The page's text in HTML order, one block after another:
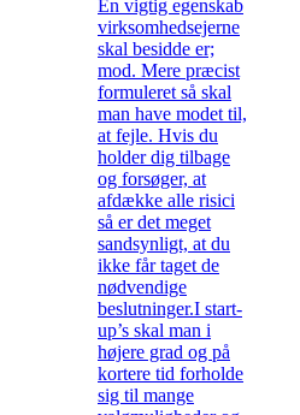
En vigtig egenskab
virksomhedsejerne
skal besidde er;
mod. Mere præcist
formuleret så skal
man have modet til,
at fejle. Hvis du
holder dig tilbage
og forsøger, at
afdække alle risici
så er det meget
sandsynligt, at du
ikke får taget de
nødvendige
beslutninger.I start-
up’s skal man i
højere grad og på
kortere tid forholde
sig til mange